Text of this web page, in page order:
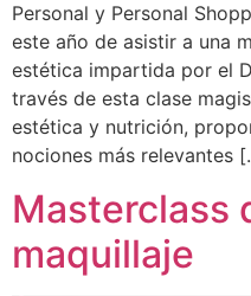
Personal y Personal
este año de asistir a una
estética impartida por el
través de esta clase
estética y nutrición,
nociones más relevantes
Masterclass
maquillaje